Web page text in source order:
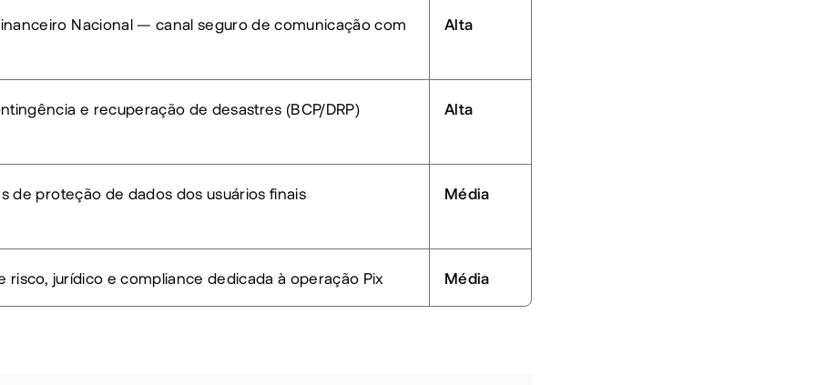
Nacional — canal seguro de comunicação com Alta
e recuperação de desastres (BCP/DRP) Alta
de proteção de dados dos usuários finais Média
risco, jurídico e compliance dedicada à operação Pix Média